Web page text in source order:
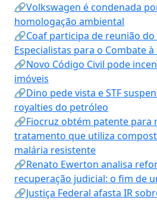
🔗Volkswagen é condenada
homologação ambiental
🔗Coaf participa de reunião
Especialistas para o Combate
🔗Novo Código Civil pode
imóveis
🔗Dino pede vista e STF
royalties do petróleo
🔗Fiocruz obtém patente para
tratamento que utiliza
malária resistente
🔗Renato Ewerton analisa
recuperação judicial: o fim de
🔗Justiça Federal afasta IR